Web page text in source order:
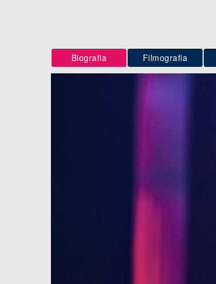
Biografia Filmografia